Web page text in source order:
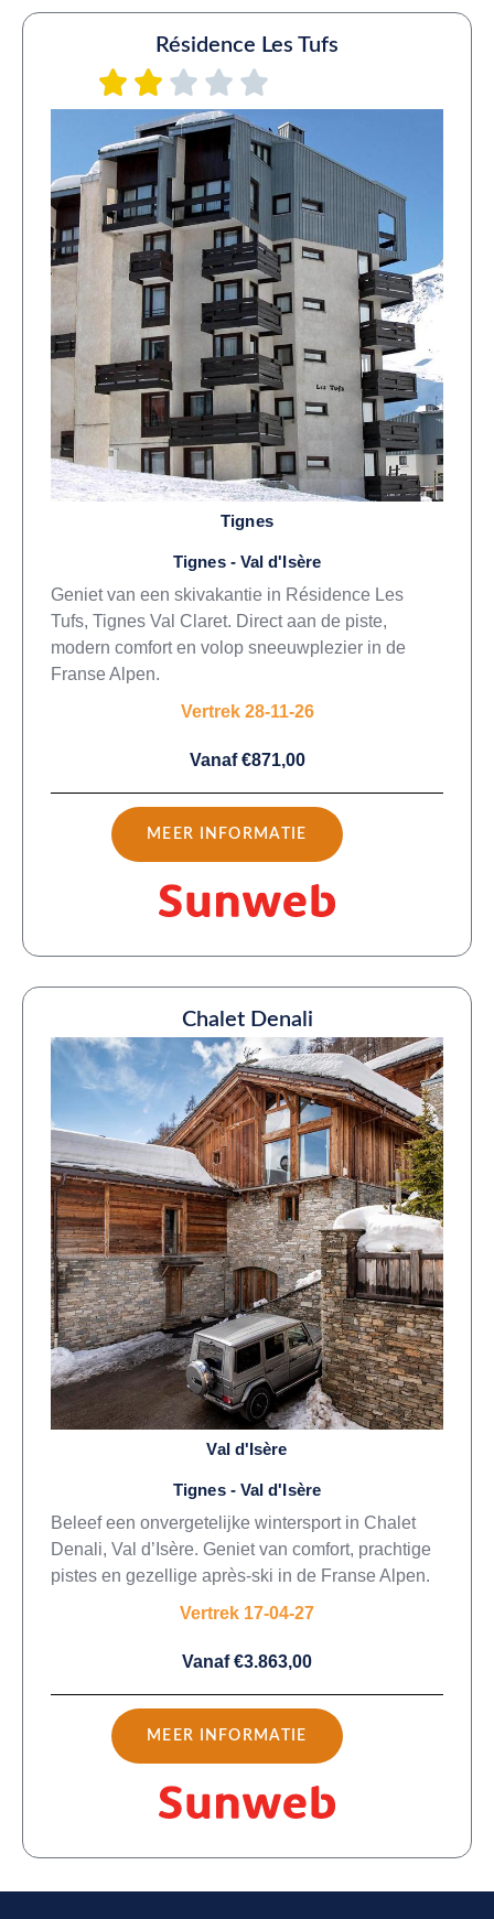
Résidence Les Tufs
Tignes
Tignes - Val d'Isère
Geniet van een skivakantie in Résidence Les
Tufs, Tignes Val Claret. Direct aan de piste,
modern comfort en volop sneeuwplezier in de
Franse Alpen.
Vertrek 28-11-26
Vanaf €871,00
MEER INFORMATIE
Chalet Denali
Val d'Isère
Tignes - Val d'Isère
Beleef een onvergetelijke wintersport in Chalet
Denali, Val d’Isère. Geniet van comfort, prachtige
pistes en gezellige après-ski in de Franse Alpen.
Vertrek 17-04-27
Vanaf €3.863,00
MEER INFORMATIE